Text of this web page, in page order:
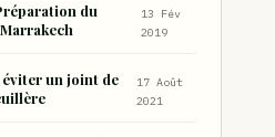
du
13 Fév
2019
un joint de
17 Août
2021